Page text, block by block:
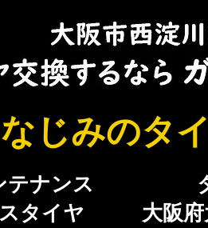
なじみのタ
テナンス
タイヤ
大阪